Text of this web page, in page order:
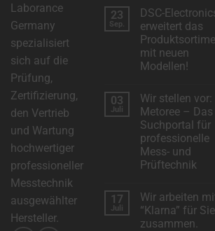
Laborance
Germany
spezialisiert
sich auf die
Prüfung,
Zertifizierung,
den Vertrieb
und Wartung
hochwertiger
professioneller
Messtechnik
ausgewählter
Hersteller.
23
Sep.
DSC-
erweitert das
mit neuen
Modellen!
zu
DSC-
Electronics
erweitert
das
Produktsortiment
mit
neuen
Modellen!
03
Juli
Wir stellen vor:
Metoree – Das
Suchportal für
professionelle
Mess- und
Prüftechnik
zu
Wir
stellen
vor:
17
Juli
Wir arbeiten
“Klarna” für Sie
zusammen.